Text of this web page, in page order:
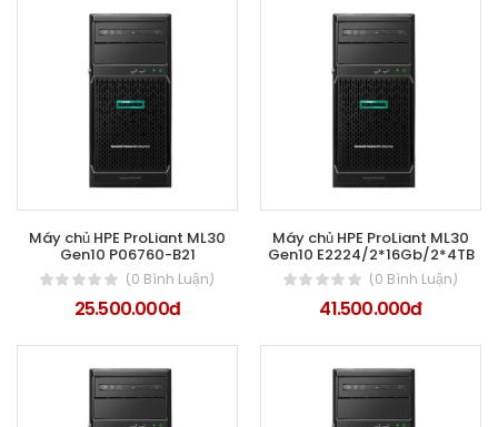
Máy chủ HPE ProLiant ML30
Gen10 P06760-B21
(0 Bình Luận)
25.500.000đ
Máy chủ HPE ProLiant ML30
Gen10 E2224/2*16Gb/2*4TB
(0 Bình Luận)
41.500.000đ